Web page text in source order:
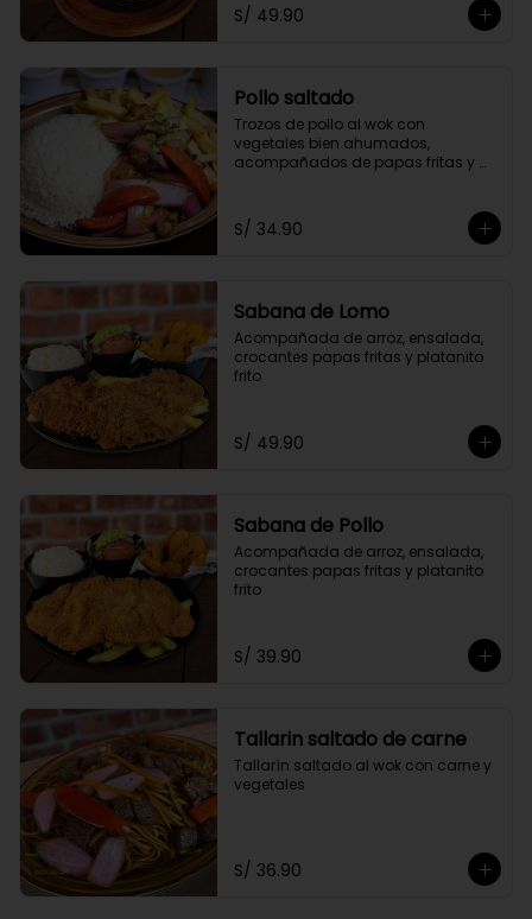
S/ 49.90
Pollo saltado
Trozos de pollo al wok con
vegetales bien ahumados,
acompañados de papas fritas y
S/ 34.90
Sabana de Lomo
Acompañada de arroz, ensalada,
crocantes papas fritas y platanito
frito
S/ 49.90
Sabana de Pollo
Acompañada de arroz, ensalada,
crocantes papas fritas y platanito
frito
S/ 39.90
Tallarin saltado de carne
Tallarín saltado al wok con carne y
vegetales
S/ 36.90